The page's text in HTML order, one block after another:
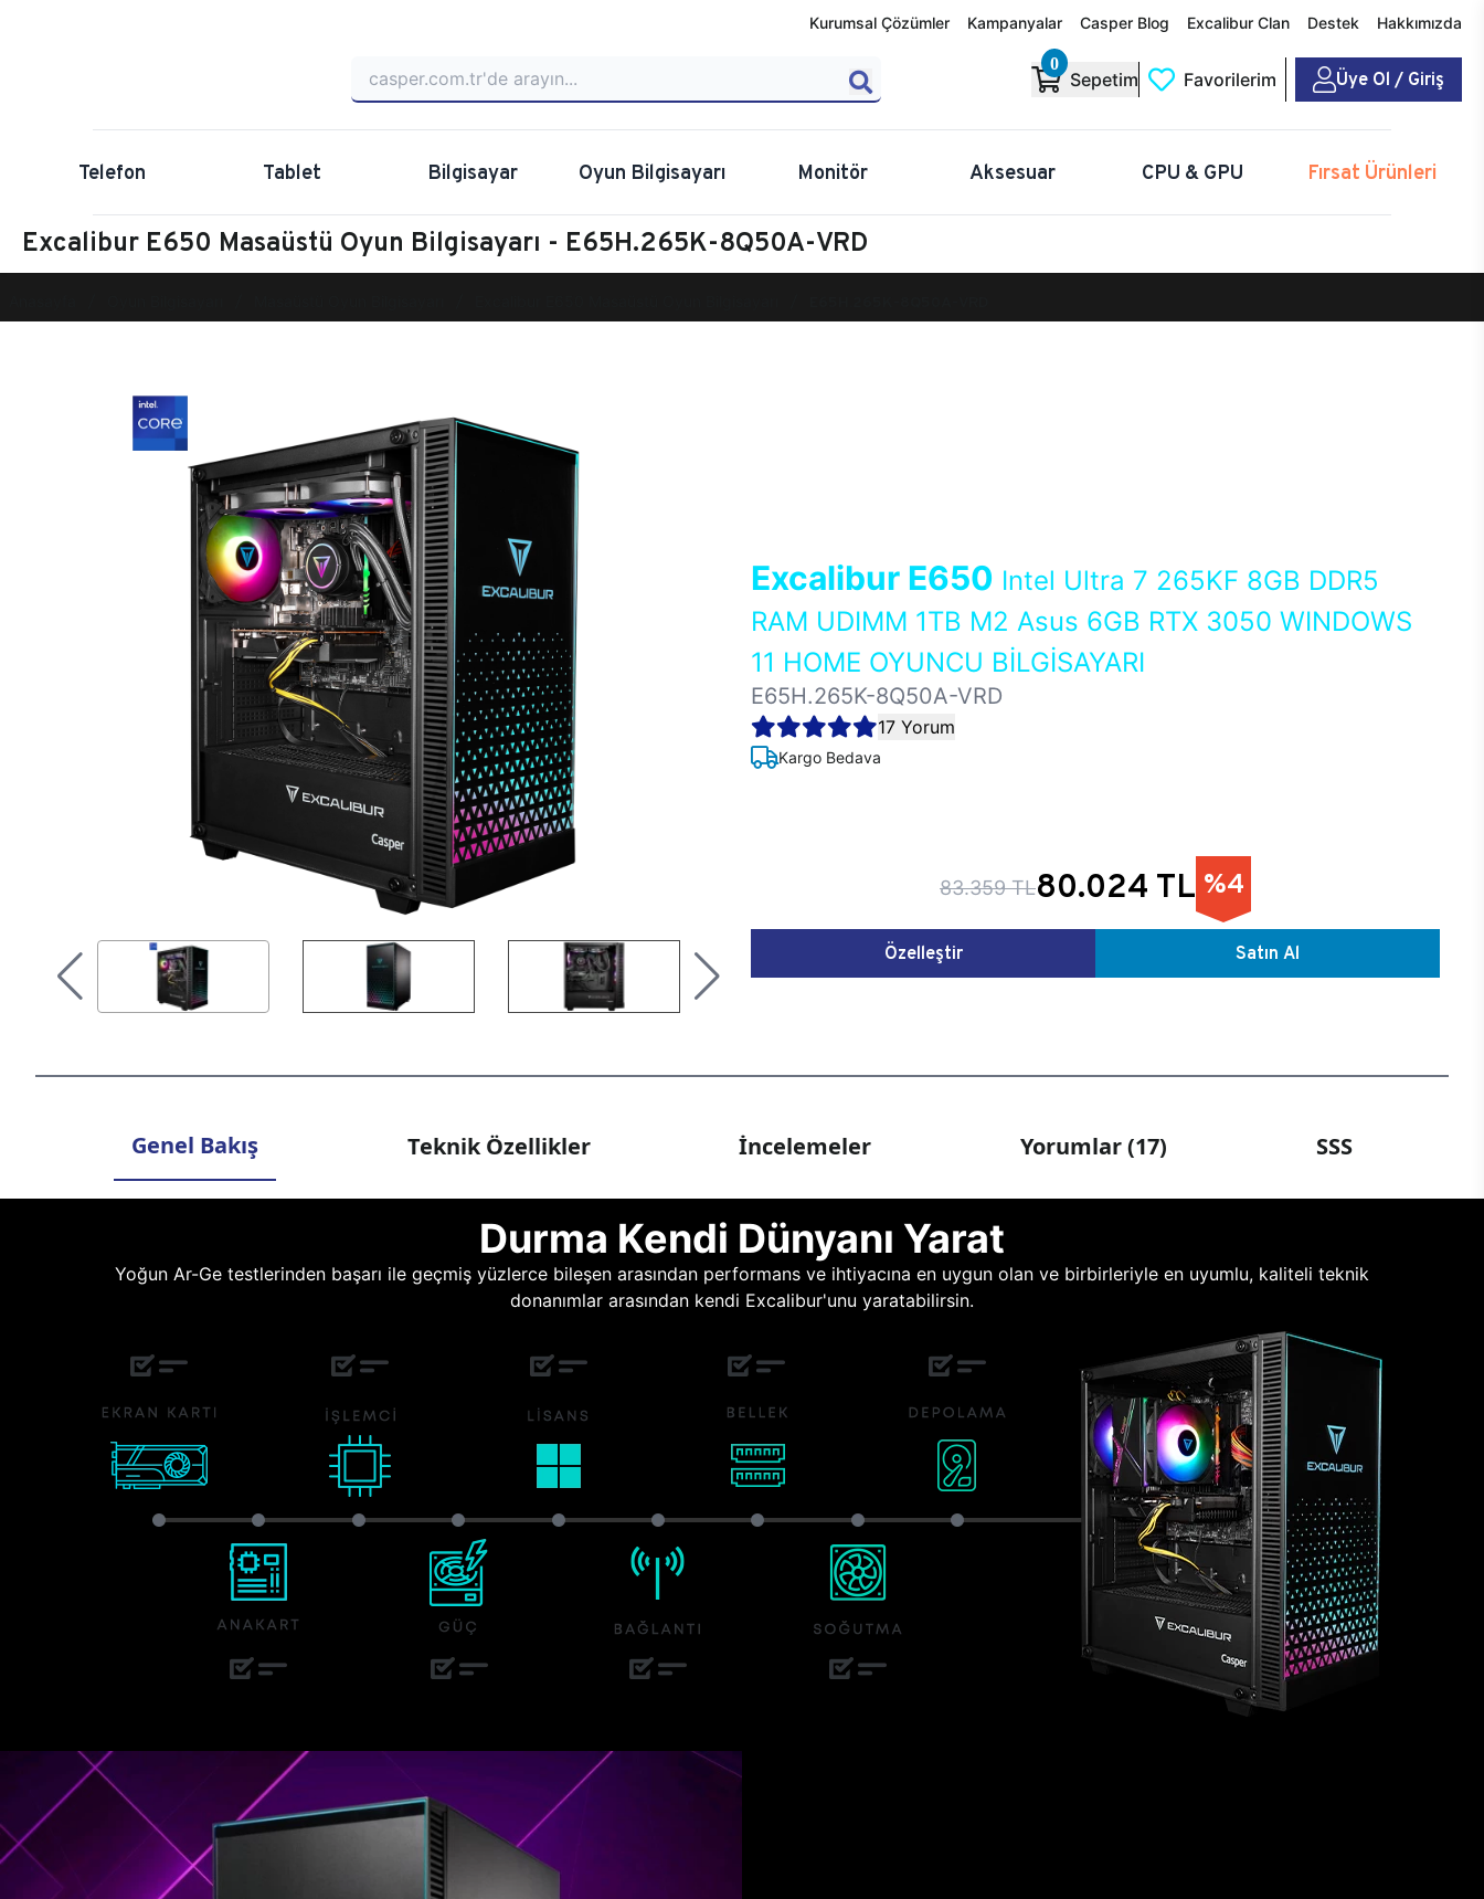
Kurumsal Çözümler Kampanyalar Casper Blog Excalibur Clan Destek Hakkımızda
0
Sepetim Favorilerim Üye Ol / Giriş
Telefon Tablet Bilgisayar Oyun Bilgisayarı Monitör Aksesuar CPU & GPU Fırsat Ürünleri
Excalibur E650 Masaüstü Oyun Bilgisayarı - E65H.265K-8Q50A-VRD
Excalibur E650 Intel Ultra 7 265KF 8GB DDR5
RAM UDIMM 1TB M2 Asus 6GB RTX 3050 WINDOWS
11 HOME OYUNCU BİLGİSAYARI
E65H.265K-8Q50A-VRD
17 Yorum
Kargo Bedava
83.359 TL80.024 TL %4
Özelleştir Satın Al
Genel Bakış Teknik Özellikler İncelemeler Yorumlar (17) SSS
Durma Kendi Dünyanı Yarat
Yoğun Ar-Ge testlerinden başarı ile geçmiş yüzlerce bileşen arasından performans ve ihtiyacına en uygun olan ve birbirleriyle en uyumlu, kaliteli teknik
donanımlar arasından kendi Excalibur'unu yaratabilirsin.